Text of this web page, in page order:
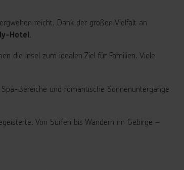
reicht. Dank der großen Vielfalt an
Hotel.
die Insel zum idealen Ziel für Familien. Viele
Bereiche und romantische Sonnenuntergänge
Von Surfen bis Wandern im Gebirge –